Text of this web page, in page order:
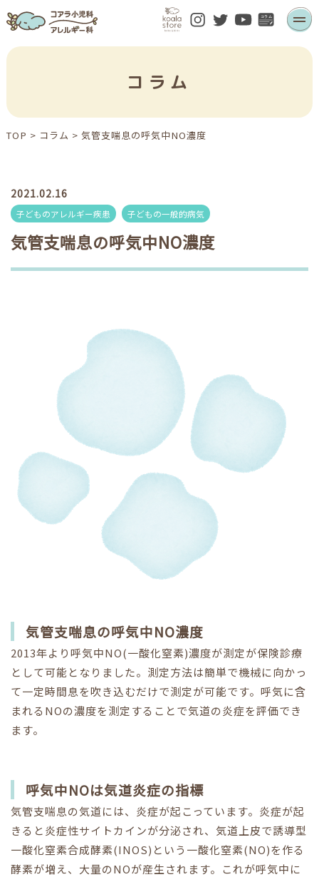
コラム
TOP > コラム > 気管支喘息の呼気中NO濃度
2021.02.16
子どものアレルギー疾患 子どもの一般的病気
気管支喘息の呼気中NO濃度
気管支喘息の呼気中NO濃度
2013年より呼気中NO(一酸化窒素)濃度が測定が保険診療
として可能となりました。測定方法は簡単で機械に向かっ
て一定時間息を吹き込むだけで測定が可能です。呼気に含
まれるNOの濃度を測定することで気道の炎症を評価でき
ます。
呼気中NOは気道炎症の指標
気管支喘息の気道には、炎症が起こっています。炎症が起
きると炎症性サイトカインが分泌され、気道上皮で誘導型
一酸化窒素合成酵素(INOS)という一酸化窒素(NO)を作る
酵素が増え、大量のNOが産生されます。これが呼気中に